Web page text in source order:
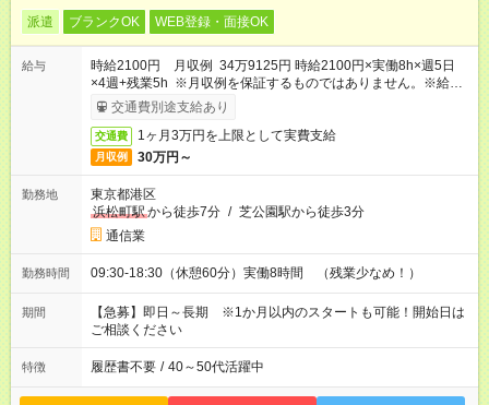
派遣 ブランクOK WEB登録・面接OK
給与
時給2100円 月収例 34万9125円 時給2100円×実働8h×週5日
×4週+残業5h ※月収例を保証するものではありません。※給与
即受取りサービス利用可（利用条件有）
交通費別途支給あり
交通費 1ヶ月3万円を上限として実費支給
月収例 30万円～
勤務地
東京都港区
浜松町駅から徒歩7分 / 芝公園駅から徒歩3分
通信業
勤務時間 09:30-18:30（休憩60分）実働8時間 （残業少なめ！）
期間
【急募】即日～長期 ※1か月以内のスタートも可能！開始日は
ご相談ください
特徴 履歴書不要 / 40～50代活躍中